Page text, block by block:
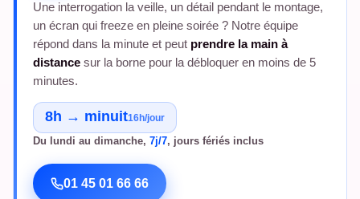
Une interrogation la veille, un détail pendant le montage,
un écran qui freeze en pleine soirée ? Notre équipe
répond dans la minute et peut prendre la main à
distance sur la borne pour la débloquer en moins de 5
minutes.
8h → minuit16h/jour
Du lundi au dimanche, 7j/7, jours fériés inclus
01 45 01 66 66